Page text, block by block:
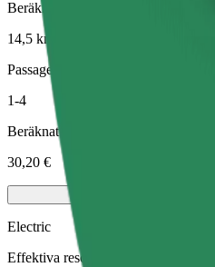
Beräknat avstånd
14,5 km
Passagerare
1-4
Beräknat pris
30,20 €
Electric
Effektiva resor i helt eldrivna fordon